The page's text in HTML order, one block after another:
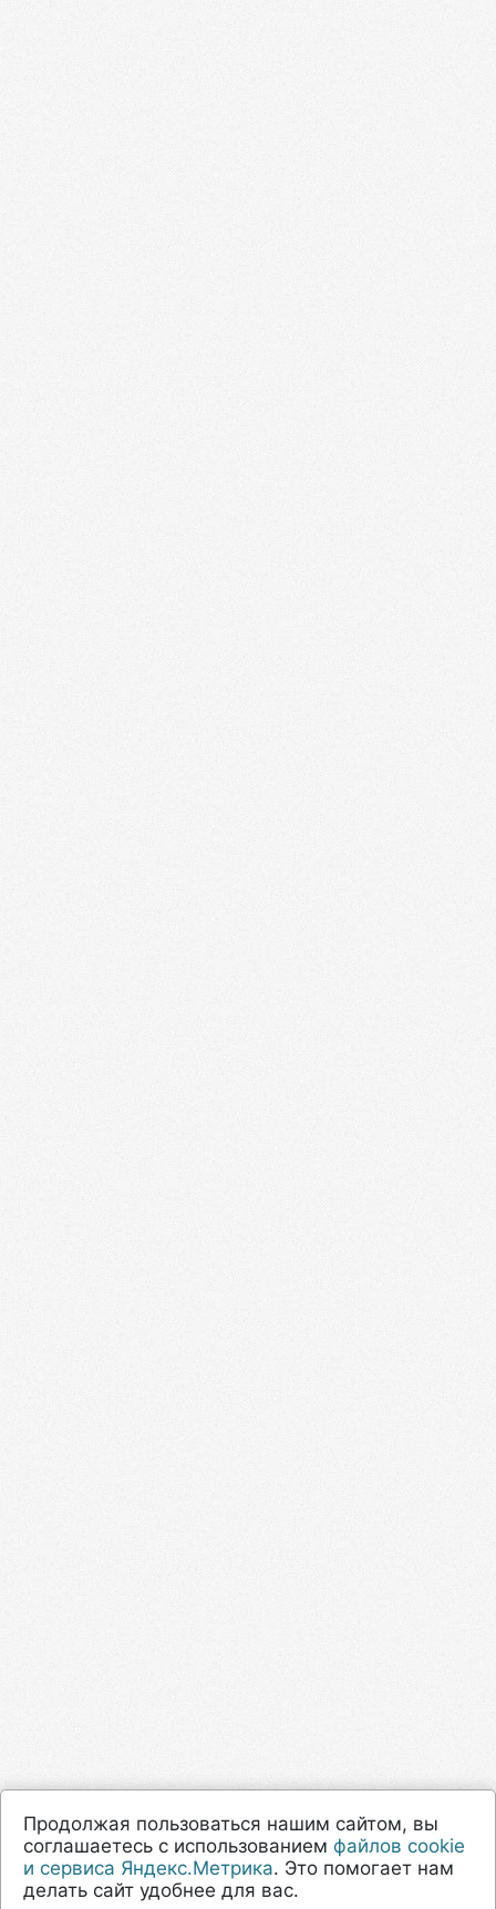
Продолжая пользоваться нашим сайтом, вы
соглашаетесь с использованием файлов cookie
и сервиса Яндекс.Метрика. Это помогает нам
делать сайт удобнее для вас.